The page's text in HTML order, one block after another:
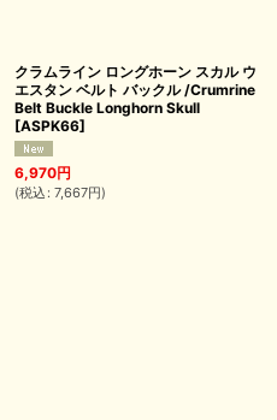
クラムライン ロングホーン スカル ウ
エスタン ベルト バックル /Crumrine
Belt Buckle Longhorn Skull
[ASPK66]
6,970円
(税込 : 7,667円)